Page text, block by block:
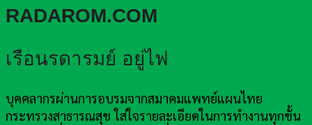
RADAROM.COM
เรือนรดารมย์ อยู่ไฟ
บุคคลากรผ่านการอบรมจากสมาคมแพทย์แผนไทย
กระทรวงสาธารณสุข ใส่ใจรายละเอียดในการทำงานทุกขั้น